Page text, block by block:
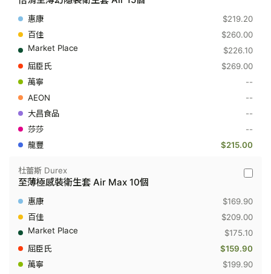
斯
Durex
-
滑
至
薄
幻
裝
套
Air
15
$219.20
$260.00
$226.10
$269.00
--
--
--
--
$215.00
杜
斯
Durex
-
薄
極
感
裝
杜蕾斯 Durex
至薄極感裝衛生套 Air Max 10個
$169.90
$209.00
$175.10
$159.90
$199.90